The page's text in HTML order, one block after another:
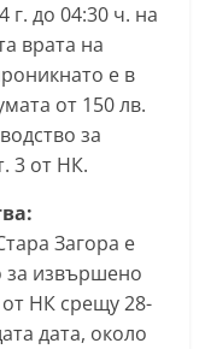
г. до 04:30 ч. на
врата на
е в
от 150 лв.
за
3 от НК.
Загора е
за извършено
НК срещу 28-
дата, около